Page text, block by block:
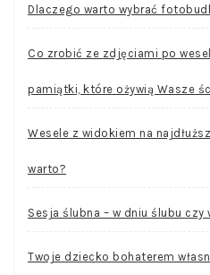
Dlaczego warto wybrać
Co zrobić ze zdjęciami po
pamiątki, które ożywią Wasze
Wesele z widokiem na
warto?
Sesja ślubna – w dniu ślubu czy
Twoje dziecko bohaterem